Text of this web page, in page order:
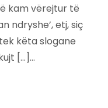
kam vërejtur të
ndryshe’, etj, siç
këta slogane
[…]...